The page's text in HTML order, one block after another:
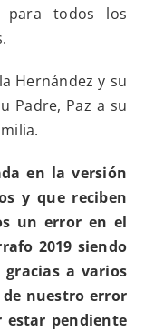
para todos los
Hernández y su
Padre, Paz a su
en la versión
y que reciben
un error en el
2019 siendo
gracias a varios
nuestro error
estar pendiente